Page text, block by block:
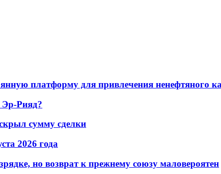
платформу для привлечения ненефтяного
Эр-Рияд?
сумму сделки
2026 года
но возврат к прежнему союзу маловероятен